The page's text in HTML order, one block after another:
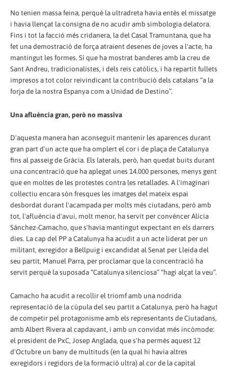
No tenien massa feina, perquè la ultradreta havia entès el missatge
i havia llençat la consigna de no acudir amb simbologia delatora.
Fins i tot la facció més cridanera, la del Casal Tramuntana, que ha
fet una demostració de força atraient desenes de joves a l'acte, ha
mantingut les formes. Sí que ha mostrat banderes amb la creu de
Sant Andreu, tradicionalistes, i dels reis catòlics, i ha repartit fullets
impresos a tot color reivindicant la contribució dels catalans “a la
forja de la nostra Espanya com a Unidad de Destino”.
Una afluència gran, però no massiva
D'aquesta manera han aconseguit mantenir les aparences durant
gran part d'un acte que ha omplert el cor i de plaça de Catalunya
fins al passeig de Gràcia. Els laterals, però, han quedat buits durant
una concentració que ha aplegat unes 14.000 persones, menys gent
que en moltes de les protestes contra les retallades. A l'imaginari
col·lectiu encara són fresques les imatges del mateix espai
desbordat durant l'acampada per molts més ciutadans, però amb
tot, l'afluència d'avui, molt menor, ha servit per convèncer Alícia
Sánchez-Camacho, que s'havia mantingut expectant en els darrers
dies. La cap del PP a Catalunya ha acudit a un acte liderat per un
militant, exregidor a Bellpuig i excandidat al Senat per Lleida del
seu partit, Manuel Parra, per proclamar que la concentració ha
servit perquè la suposada “Catalunya silenciosa” “hagi alçat la veu”.
Camacho ha acudit a recollir el triomf amb una nodrida
representació de la cúpula del seu partit a Catalunya, però ha hagut
de competir pel protagonisme amb els representants de Ciutadans,
amb Albert Rivera al capdavant, i amb un convidat més incòmode:
el president de PxC, Josep Anglada, que s'ha permès aquest 12
d'Octubre un bany de multituds (en la qual hi havia altres
exregidors i regidors de la formació ultra) al cor de la capital